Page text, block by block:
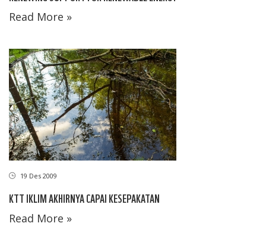
Read More »
19 Des 2009
KTT IKLIM AKHIRNYA CAPAI KESEPAKATAN
Read More »